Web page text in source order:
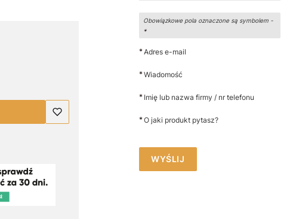
Obowiązkowe pola oznaczone są symbolem -
*
*Adres e-mail
*Wiadomość
* Imię lub nazwa firmy / nr telefonu
*O jaki produkt pytasz?
WYŚLIJ